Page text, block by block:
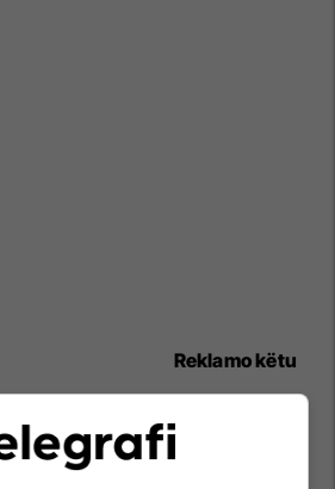
Reklamo këtu
Alba Health bashkon
profesionistët e kujdesit në një